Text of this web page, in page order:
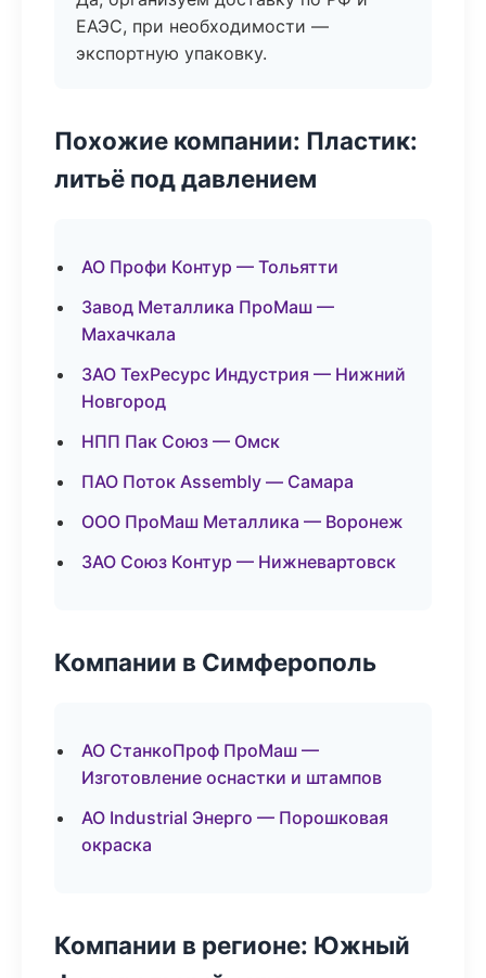
ЕАЭС, при необходимости —
экспортную упаковку.
Похожие компании: Пластик:
литьё под давлением
АО Профи Контур — Тольятти
Завод Металлика ПроМаш —
Махачкала
ЗАО ТехРесурс Индустрия — Нижний
Новгород
НПП Пак Союз — Омск
ПАО Поток Assembly — Самара
ООО ПроМаш Металлика — Воронеж
ЗАО Союз Контур — Нижневартовск
Компании в Симферополь
АО СтанкоПроф ПроМаш —
Изготовление оснастки и штампов
АО Industrial Энерго — Порошковая
окраска
Компании в регионе: Южный